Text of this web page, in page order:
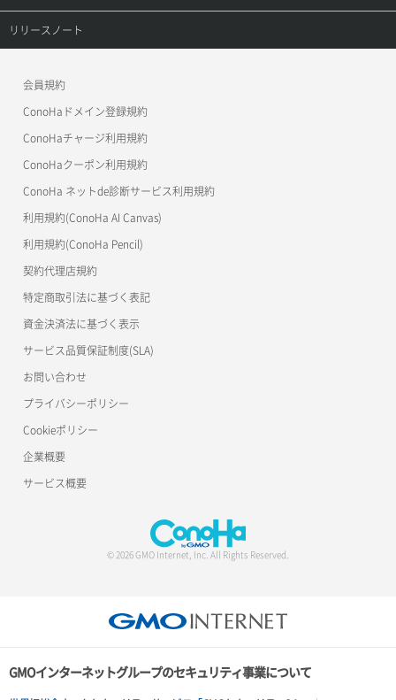
ネットワーク一覧取得
ネットワーク作成（ローカルネットワーク用）
ネットワーク削除（ローカルネットワーク用）
ネットワーク詳細取得
ポート一覧取得
ポート作成（ローカルネットワーク用）
ポート作成（追加IP用）
ポート削除
ポート詳細取得
メンバー更新
メンバー詳細取得
メンバー追加
リスナー作成
リスナー削除
リスナー更新
リスナー詳細取得
ロードバランサー一覧取得
ロードバランサー削除
ロードバランサー更新
ロードバランサー詳細取得
ロードバランサー追加
コンテナ一覧取得
コンテナ作成
コンテナ削除
ラージオブジェクトアップロード(DLO)
一時的Web公開
ConoHa VPS(Ver.3.0)
ConoHa for GAME
リファレンストップ
OpenStack CLI
Terraform
s3cmd
公開API(ConoHa VPS Ver.2.0)
リリースノート
会員規約
ConoHaドメイン登録規約
ConoHaチャージ利用規約
ConoHaクーポン利用規約
ConoHa ネットde診断サービス利用規約
利用規約(ConoHa AI Canvas)
利用規約(ConoHa Pencil)
契約代理店規約
特定商取引法に基づく表記
資金決済法に基づく表示
サービス品質保証制度(SLA)
お問い合わせ
プライバシーポリシー
Cookieポリシー
企業概要
サービス概要
© 2026 GMO Internet, Inc. All Rights Reserved.
GMOインターネットグループのセキュリティ事業について